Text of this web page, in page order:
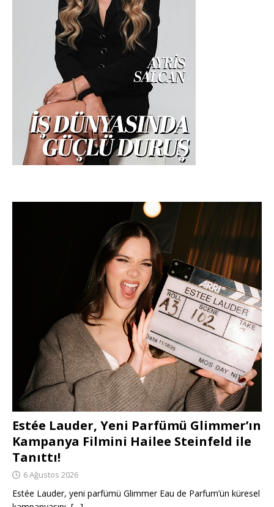
Estée Lauder, Yeni Parfümü Glimmer’ın
Kampanya Filmini Hailee Steinfeld ile
Tanıttı!
6 Ağustos 2026
Estée Lauder, yeni parfümü Glimmer Eau de Parfum’ün küresel